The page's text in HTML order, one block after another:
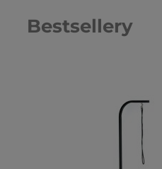
Bestsellery